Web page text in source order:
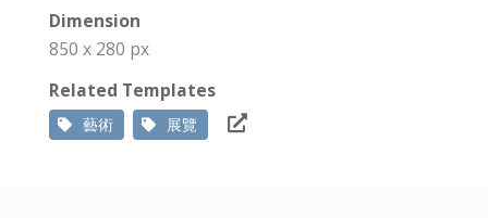
Dimension
850 x 280 px
Related Templates
藝術 展覽